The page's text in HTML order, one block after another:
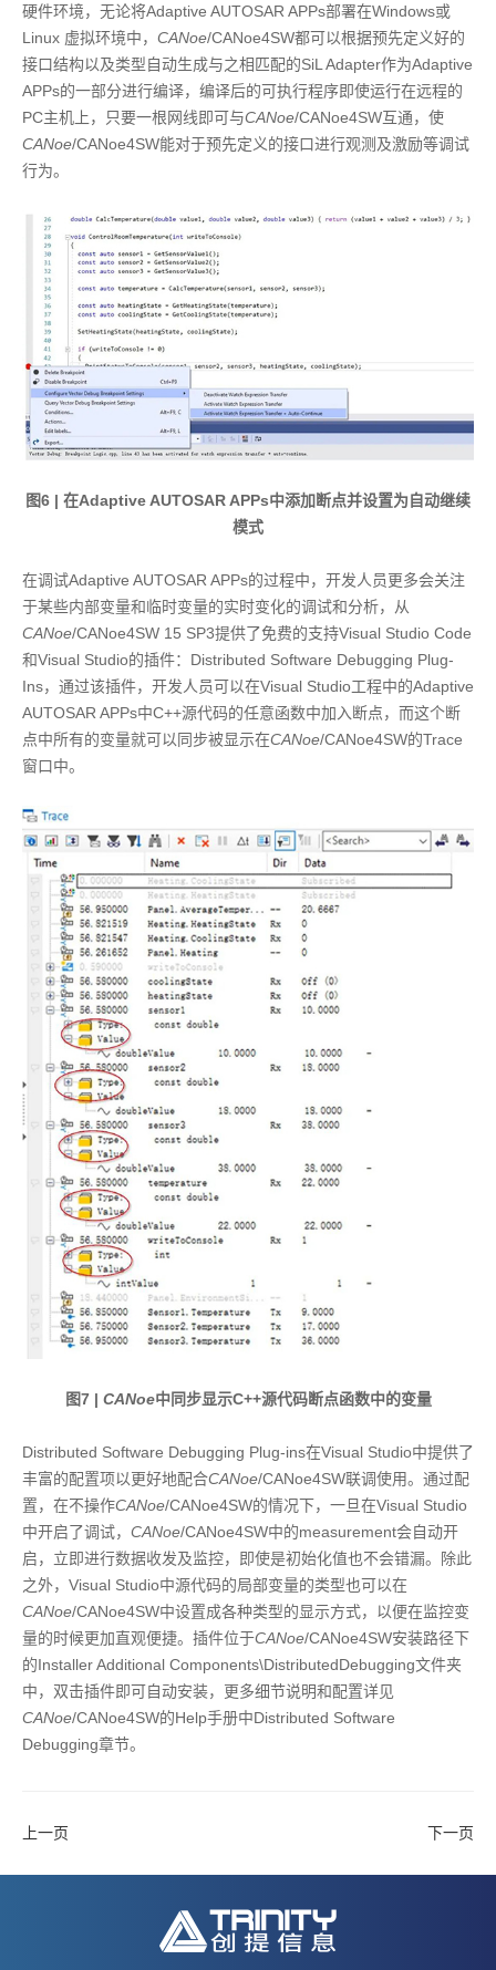
硬件环境，无论将Adaptive AUTOSAR APPs部署在Windows或
Linux 虚拟环境中， CANoe/CANoe4SW都可以根据预先定义好的
接口结构以及类型自动生成与之相匹配的SiL Adapter作为Adaptive
APPs的一部分进行编译，编译后的可执行程序即使运行在远程的
PC主机上，只要一根网线即可与CANoe/CANoe4SW互通，使
CANoe/CANoe4SW能对于预先定义的接口进行观测及激励等调试
行为。
图6 | 在Adaptive AUTOSAR APPs中添加断点并设置为自动继续
模式
在调试Adaptive AUTOSAR APPs的过程中，开发人员更多会关注
于某些内部变量和临时变量的实时变化的调试和分析，从
CANoe/CANoe4SW 15 SP3提供了免费的支持Visual Studio Code
和Visual Studio的插件：Distributed Software Debugging Plug-
Ins，通过该插件，开发人员可以在Visual Studio工程中的Adaptive
AUTOSAR APPs中C++源代码的任意函数中加入断点，而这个断
点中所有的变量就可以同步被显示在CANoe/CANoe4SW的Trace
窗口中。
图7 | CANoe中同步显示C++源代码断点函数中的变量
Distributed Software Debugging Plug-ins在Visual Studio中提供了
丰富的配置项以更好地配合CANoe/CANoe4SW联调使用。通过配
置，在不操作CANoe/CANoe4SW的情况下，一旦在Visual Studio
中开启了调试， CANoe/CANoe4SW中的measurement会自动开
启，立即进行数据收发及监控，即使是初始化值也不会错漏。除此
之外，Visual Studio中源代码的局部变量的类型也可以在
CANoe/CANoe4SW中设置成各种类型的显示方式，以便在监控变
量的时候更加直观便捷。插件位于CANoe/CANoe4SW安装路径下
的Installer Additional Components\DistributedDebugging文件夹
中，双击插件即可自动安装，更多细节说明和配置详见
CANoe/CANoe4SW的Help手册中Distributed Software
Debugging章节。
上一页 下一页